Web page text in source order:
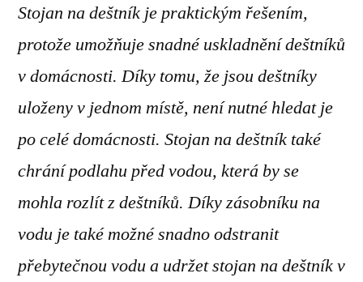
Stojan na deštník je praktickým řešením,
protože umožňuje snadné uskladnění deštníků
v domácnosti. Díky tomu, že jsou deštníky
uloženy v jednom místě, není nutné hledat je
po celé domácnosti. Stojan na deštník také
chrání podlahu před vodou, která by se
mohla rozlít z deštníků. Díky zásobníku na
vodu je také možné snadno odstranit
přebytečnou vodu a udržet stojan na deštník v